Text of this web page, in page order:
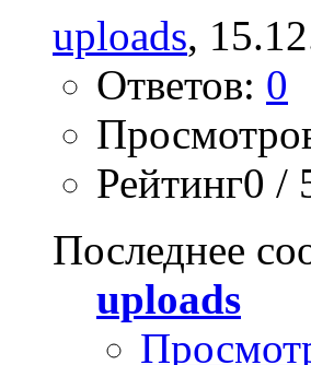
uploads,
Ответов: 0
Рейтинг0 /
Последнее
uploads